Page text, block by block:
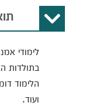
לימודי
בתולדות
הלימוד
ועוד.